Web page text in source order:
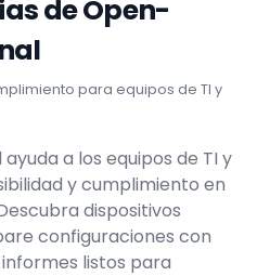
de Open-
para equipos de TI y
a los equipos de TI y
y cumplimiento en
dispositivos
configuraciones con
listos para